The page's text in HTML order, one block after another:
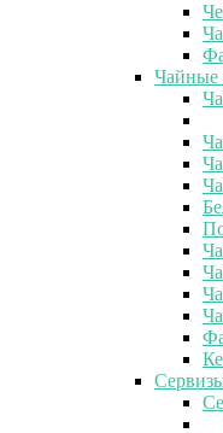
Чайные